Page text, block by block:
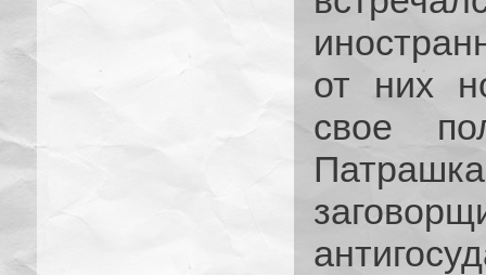
от них
свое